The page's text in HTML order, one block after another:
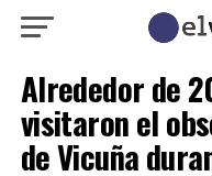
Alrededor de
visitaron el
de Vicuña